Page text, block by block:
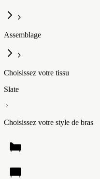
Assemblage
Choisissez votre tissu
Slate
Choisissez votre style de bras